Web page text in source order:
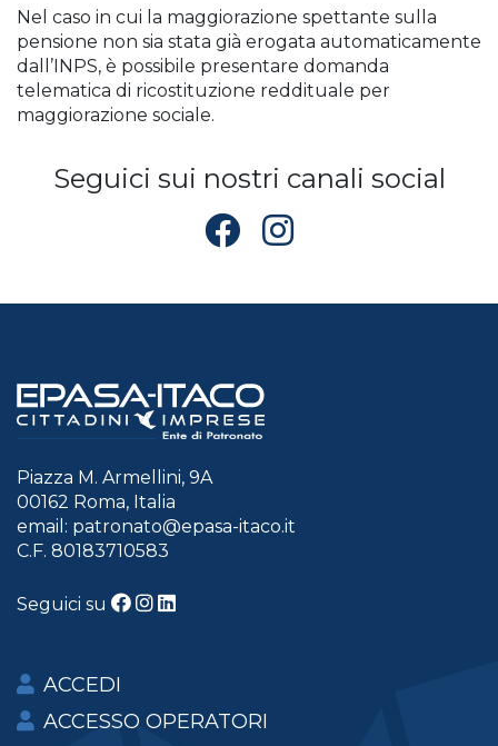
Nel caso in cui la maggiorazione spettante sulla
pensione non sia stata già erogata automaticamente
dall’INPS, è possibile presentare domanda
telematica di ricostituzione reddituale per
maggiorazione sociale.
Seguici sui nostri canali social
Piazza M. Armellini, 9A
00162 Roma, Italia
email: patronato@epasa-itaco.it
C.F. 80183710583
Seguici su
ACCEDI
ACCESSO OPERATORI